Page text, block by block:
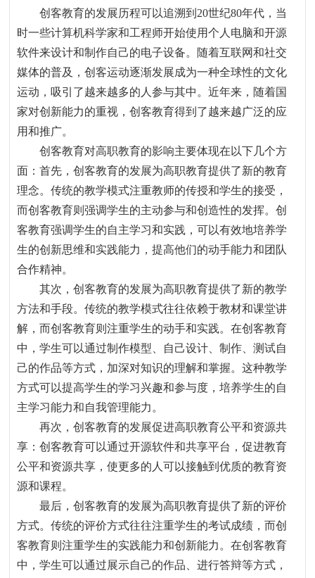
创客教育的发展历程可以追溯到 20世纪80年代 ， 当
时一些计算机科学家和工程师开始使用个人电脑和开源
软件来设计和制作自己的电子设备。随着互联网和社交
媒体的普及 ，创客运动逐渐发展成为一种全球性的文化
运动 ， 吸引了越来越多的人参与其中。近年来 ， 随着国
家对创新能力的重视 ，创客教育得到了越来越广泛的应
用和推广。
创客教育对高职教育的影响主要体现在以下几个方
面 ：首先，创客教育的发展为高职教育提供了新的教育
理念。传统的教学模式注重教师的传授和学生的接受，
而创客教育则强调学生的主动参与和创造性的发挥。创
客教育强调学生的自主学习和实践 ，可以有效地培养学
生的创新思维和实践能力 ，提高他们的动手能力和团队
合作精神。
其次，创客教育的发展为高职教育提供了新的教学
方法和手段。传统的教学模式往往依赖于教材和课堂讲
解，而创客教育则注重学生的动手和实践。在创客教育
中，学生可以通过制作模型、自己设计、制作、测试自
己的作品等方式，加深对知识的理解和掌握。这种教学
方式可以提高学生的学习兴趣和参与度，培养学生的自
主学习能力和自我管理能力。
再次，创客教育的发展促进高职教育公平和资源共
享 ：创客教育可以通过开源软件和共享平台 ，促进教育
公平和资源共享 ，使更多的人可以接触到优质的教育资
源和课程。
最后，创客教育的发展为高职教育提供了新的评价
方式。传统的评价方式往往注重学生的考试成绩，而创
客教育则注重学生的实践能力和创新能力。在创客教育
中，学生可以通过展示自己的作品、进行答辩等方式，